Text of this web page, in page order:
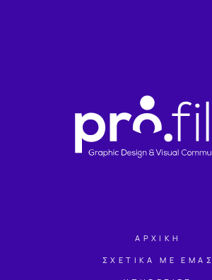
ΑΡΧΙΚΗ
ΣΧΕΤΙΚΑ ΜΕ ΕΜΑΣ